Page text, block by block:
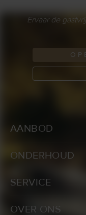
Ervaar de
AANBOD
ONDERHOUD
SERVICE
OVER ONS